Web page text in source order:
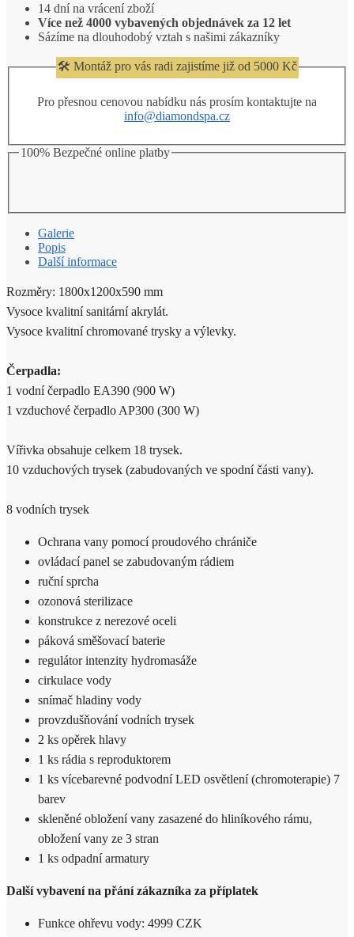
14 dní na vrácení zboží
Více než 4000 vybavených objednávek za 12 let
Sázíme na dlouhodobý vztah s našimi zákazníky
🛠️ Montáž pro vás radi zajistíme již od 5000 Kč
Pro přesnou cenovou nabídku nás prosím kontaktujte na
info@diamondspa.cz
100% Bezpečné online platby
Galerie
Popis
Další informace
Rozměry: 1800x1200x590 mm
Vysoce kvalitní sanitární akrylát.
Vysoce kvalitní chromované trysky a výlevky.
Čerpadla:
1 vodní čerpadlo EA390 (900 W)
1 vzduchové čerpadlo AP300 (300 W)
Vířivka obsahuje celkem 18 trysek.
10 vzduchových trysek (zabudovaných ve spodní části vany).
8 vodních trysek
Ochrana vany pomocí proudového chrániče
ovládací panel se zabudovaným rádiem
ruční sprcha
ozonová sterilizace
konstrukce z nerezové oceli
páková směšovací baterie
regulátor intenzity hydromasáže
cirkulace vody
snímač hladiny vody
provzdušňování vodních trysek
2 ks opěrek hlavy
1 ks rádia s reproduktorem
1 ks vícebarevné podvodní LED osvětlení (chromoterapie) 7
barev
skleněné obložení vany zasazené do hliníkového rámu,
obložení vany ze 3 stran
1 ks odpadní armatury
Další vybavení na přání zákazníka za příplatek
Funkce ohřevu vody: 4999 CZK